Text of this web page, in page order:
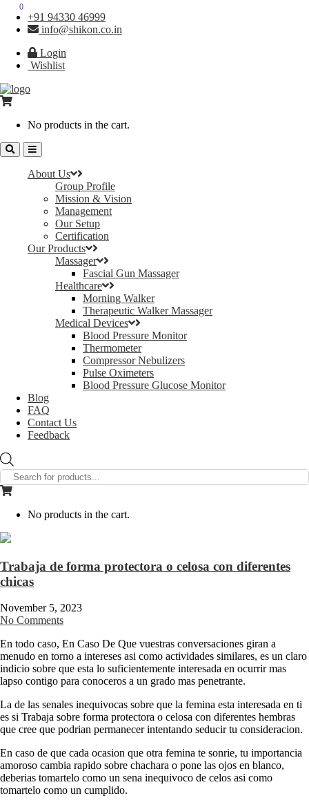
+91 94330 46999
info@shikon.co.in
Login
Wishlist
0
No products in the cart.
About Us
Group Profile
Mission & Vision
Management
Our Setup
Certification
Our Products
Massager
Fascial Gun Massager
Healthcare
Morning Walker
Therapeutic Walker Massager
Medical Devices
Blood Pressure Monitor
Thermometer
Compressor Nebulizers
Pulse Oximeters
Blood Pressure Glucose Monitor
Blog
FAQ
Contact Us
Feedback
search
0
No products in the cart.
Trabaja de forma protectora o celosa con diferentes
chicas
November 5, 2023
No Comments
En todo caso, En Caso De Que vuestras conversaciones giran a
menudo en torno a intereses asi­ como actividades similares, es un claro
indicio sobre que esta lo suficientemente interesada en ocurrir mas
lapso contigo para conoceros a un grado mas penetrante.
La de las senales inequivocas sobre que la femina esta interesada en ti
es si Trabaja sobre forma protectora o celosa con diferentes hembras
que cree que podri­an permanecer intentando seducir tu consideracion.
En caso de que cada ocasion que otra femina te sonrie, tu importancia
amoroso cambia rapido sobre chachara o pone las ojos en blanco,
deberias tomartelo como un sena inequivoco de celos asi­ como
tomartelo como un cumplido.